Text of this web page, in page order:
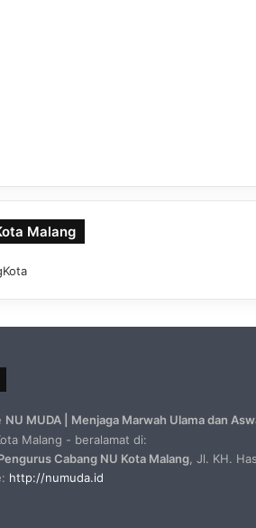
Malang
NU MUDA | Menjaga Marwah Ulama dan
Malang - beralamat di:
Cabang NU Kota Malang , Jl. KH.
http://numuda.id